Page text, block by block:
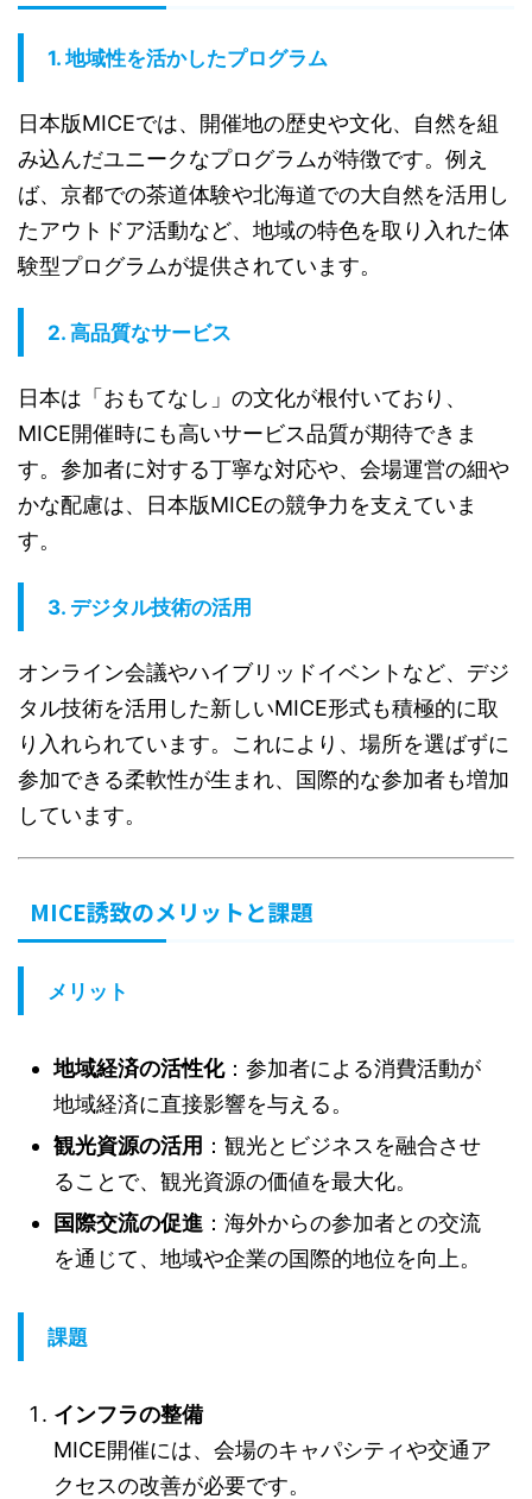
1. 地域性を活かしたプログラム
日本版MICEでは、開催地の歴史や文化、自然を組
み込んだユニークなプログラムが特徴です。例え
ば、京都での茶道体験や北海道での大自然を活用し
たアウトドア活動など、地域の特色を取り入れた体
験型プログラムが提供されています。
2. 高品質なサービス
日本は「おもてなし」の文化が根付いており、
MICE開催時にも高いサービス品質が期待できま
す。参加者に対する丁寧な対応や、会場運営の細や
かな配慮は、日本版MICEの競争力を支えていま
す。
3. デジタル技術の活用
オンライン会議やハイブリッドイベントなど、デジ
タル技術を活用した新しいMICE形式も積極的に取
り入れられています。これにより、場所を選ばずに
参加できる柔軟性が生まれ、国際的な参加者も増加
しています。
MICE誘致のメリットと課題
メリット
地域経済の活性化：参加者による消費活動が
地域経済に直接影響を与える。
観光資源の活用 ：観光とビジネスを融合させ
ることで、観光資源の価値を最大化。
国際交流の促進 ：海外からの参加者との交流
を通じて、地域や企業の国際的地位を向上。
課題
インフラの整備
MICE開催には、会場のキャパシティや交通ア
クセスの改善が必要です。